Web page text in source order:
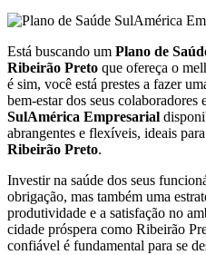
Está buscando um Plano de
Ribeirão Preto que ofereça o
é sim, você está prestes a fazer
bem-estar dos seus colaboradores
SulAmérica Empresarial
abrangentes e flexíveis, ideais
Ribeirão Preto.
Investir na saúde dos seus
obrigação, mas também uma
produtividade e a satisfação no
cidade próspera como Ribeirão
confiável é fundamental para se